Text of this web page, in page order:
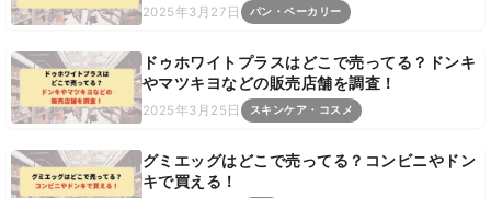
2025年3月27日 パン・ベーカリー
ドゥホワイトプラスはどこで売ってる？ドンキ
やマツキヨなどの販売店舗を調査！
2025年3月25日 スキンケア・コスメ
グミエッグはどこで売ってる？コンビニやドン
キで買える！